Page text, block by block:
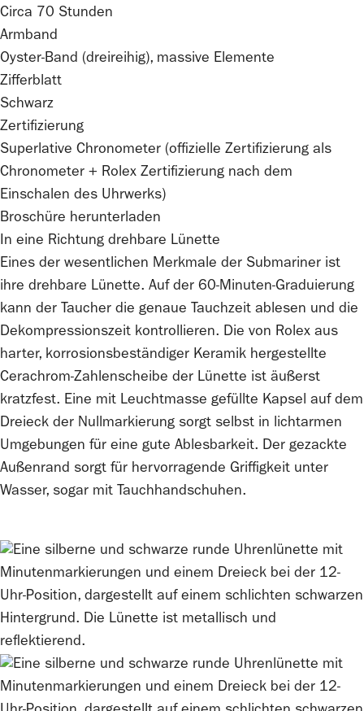
Circa 70 Stunden
Armband
Oyster-Band (dreireihig), massive Elemente
Zifferblatt
Schwarz
Zertifizierung
Superlative Chronometer (offizielle Zertifizierung als
Chronometer + Rolex Zertifizierung nach dem
Einschalen des Uhrwerks)
Broschüre herunterladen
In eine Richtung drehbare Lünette
Eines der wesentlichen Merkmale der Submariner ist
ihre drehbare Lünette. Auf der 60-Minuten-Graduierung
kann der Taucher die genaue Tauchzeit ablesen und die
Dekompressions­­zeit kontrollieren. Die von Rolex aus
harter, korrosions­beständiger Keramik hergestellte
Cerachrom-Zahlenscheibe der Lünette ist äußerst
kratzfest. Eine mit Leuchtmasse gefüllte Kapsel auf dem
Dreieck der Nullmarkierung sorgt selbst in lichtarmen
Umgebungen für eine gute Ablesbarkeit. Der gezackte
Außenrand sorgt für hervorragende Griffigkeit unter
Wasser, sogar mit Tauch­handschuhen.